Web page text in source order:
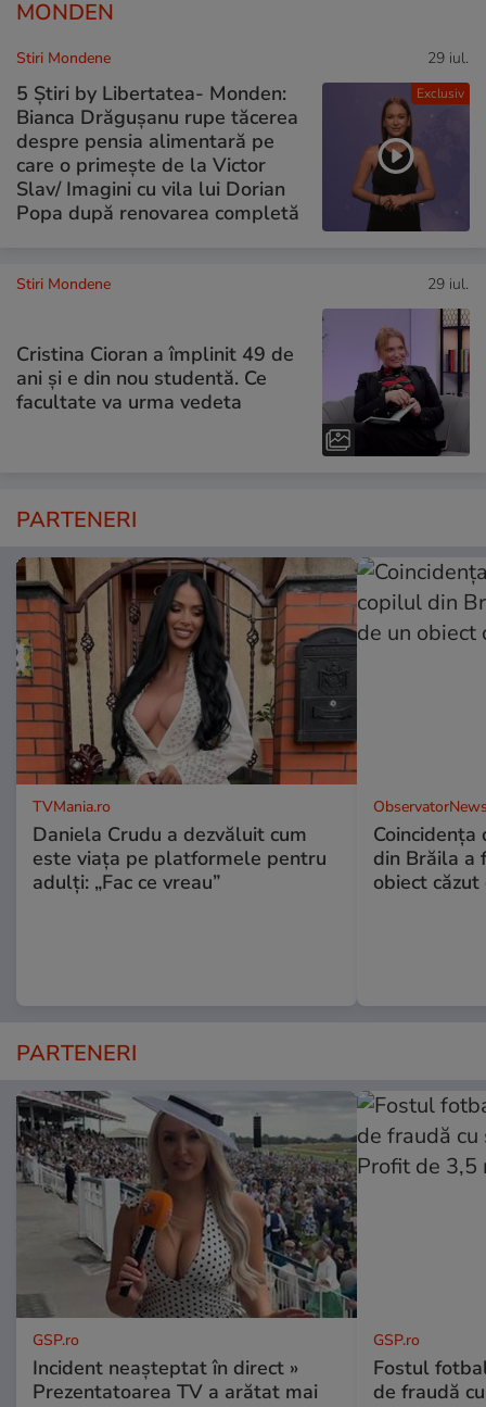
MONDEN
Exclusiv
Stiri Mondene 29 iul.
5 Știri by Libertatea- Monden:
Bianca Drăgușanu rupe tăcerea
despre pensia alimentară pe
care o primește de la Victor
Slav/ Imagini cu vila lui Dorian
Popa după renovarea completă
Stiri Mondene 29 iul.
Cristina Cioran a împlinit 49 de
ani și e din nou studentă. Ce
facultate va urma vedeta
PARTENERI
TVMania.ro
Daniela Crudu a dezvăluit cum
este viața pe platformele pentru
adulți: „Fac ce vreau”
Coincidența
din Brăila a
obiect căzut
PARTENERI
GSP.ro
Incident neașteptat în direct »
Prezentatoarea TV a arătat mai
GSP.ro
Fostul
de fraudă